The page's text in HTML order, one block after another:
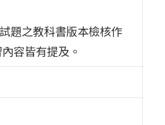
題之教科書版本檢核作
容皆有提及。